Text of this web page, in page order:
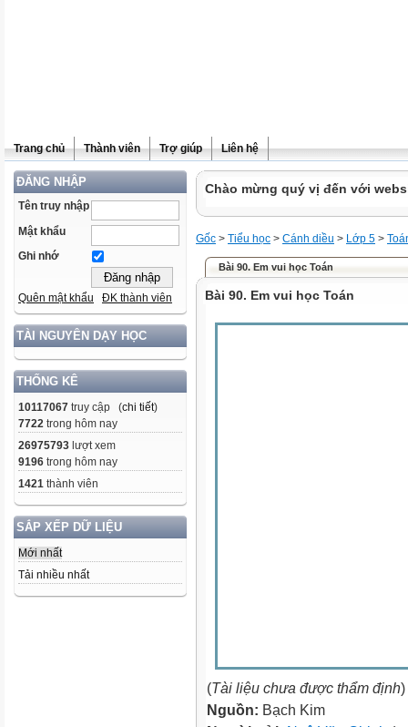
Trang chủ Thành viên Trợ giúp Liên hệ
ĐĂNG NHẬP
Tên truy nhập
Mật khẩu
Ghi nhớ
Quên mật khẩu ĐK thành viên
TÀI NGUYÊN DẠY HỌC
THỐNG KÊ
10117067 truy cập (chi tiết)
7722 trong hôm nay
26975793 lượt xem
9196 trong hôm nay
1421 thành viên
SẮP XẾP DỮ LIỆU
Mới nhất
Tải nhiều nhất
Chào mừng quý vị đến với
Gốc > Tiểu học > Cánh diều > Lớp 5 >
Bài 90. Em vui học Toán
Bài 90. Em vui học Toán
(Tài liệu chưa được thẩm định)
Nguồn: Bạch Kim